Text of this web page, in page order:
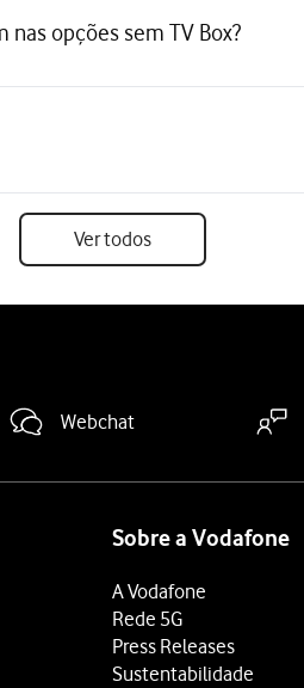
opções sem TV Box?
Ver todos
Webchat
Sobre a Vodafone
A Vodafone
Rede 5G
Press Releases
Sustentabilidade